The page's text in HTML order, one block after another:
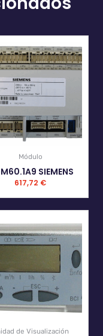
Módulo
SIEMENS
617,72 €
de Visualización